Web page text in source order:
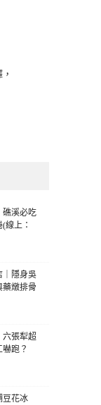
礁溪必吃
線上：
｜隱身吳
藥燉排骨
六張犁超
跑？
豆花冰